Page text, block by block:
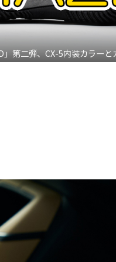
第二弾、CX-5内装カラー